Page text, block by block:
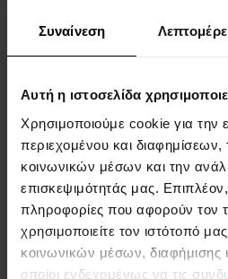
Συναίνεση
Αυτή η ιστοσελίδα
Χρησιμοποιούμε cookie για την
περιεχομένου και
κοινωνικών μέσων και την
επισκεψιμότητάς μας.
πληροφορίες που αφορούν τον
χρησιμοποιείτε τον ιστότοπό
κοινωνικών μέσων, διαφήμισης
οποίοι ενδεχομένως να τις
Hugo Boss 1513704 -
148,00 € 121,00 €
Δράση